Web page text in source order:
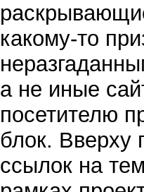
какому-то
а не иные
посетителю
блок. Вверху
ссылок на